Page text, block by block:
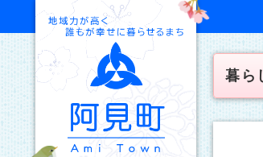
暮ら